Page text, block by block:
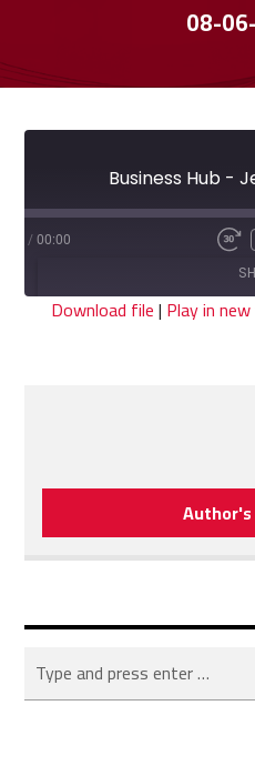
08-
Business Hub -
Fast
seconds
00:00
/
Download file| Play in